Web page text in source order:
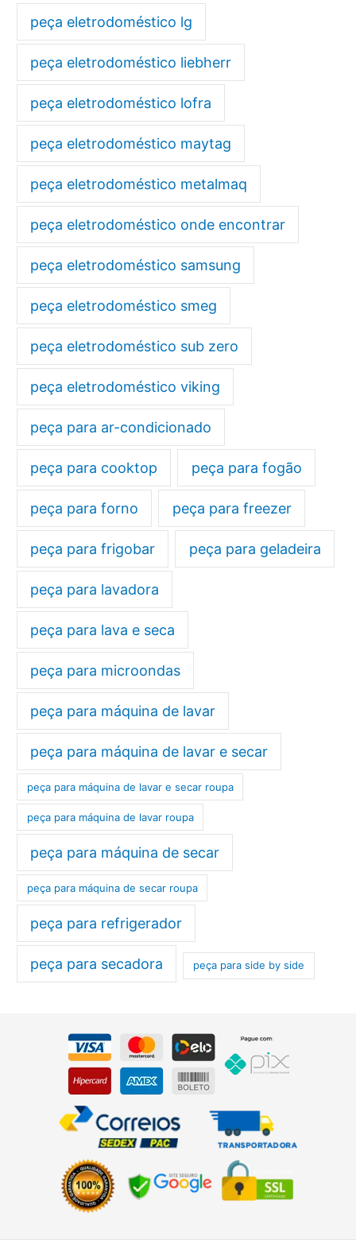
peça eletrodoméstico lg
peça eletrodoméstico liebherr
peça eletrodoméstico lofra
peça eletrodoméstico maytag
peça eletrodoméstico metalmaq
peça eletrodoméstico onde encontrar
peça eletrodoméstico samsung
peça eletrodoméstico smeg
peça eletrodoméstico sub zero
peça eletrodoméstico viking
peça para ar-condicionado
peça para cooktop peça para fogão
peça para forno peça para freezer
peça para frigobar peça para geladeira
peça para lavadora
peça para lava e seca
peça para microondas
peça para máquina de lavar
peça para máquina de lavar e secar
peça para máquina de lavar e secar roupa
peça para máquina de lavar roupa
peça para máquina de secar
peça para máquina de secar roupa
peça para refrigerador
peça para secadora peça para side by side